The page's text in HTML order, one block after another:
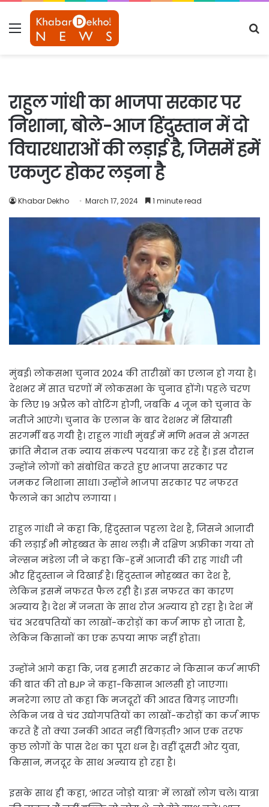
Menu
राहुल गांधी का भाजपा सरकार पर
निशाना, बोले-आज हिंदुस्तान में दो
विचारधाराओं की लड़ाई है, जिसमें हमें
एकजुट होकर लड़ना है
Khabar Dekho March 17, 2024 1 minute read
मुंबई। लोकसभा चुनाव 2024 की तारीखों का एलान हो गया है।
देशभर में सात चरणों में लोकसभा के चुनाव होंगे। पहले चरण
के लिए 19 अप्रैल को वोटिंग होगी, जबकि 4 जून को चुनाव के
नतीजे आएंगे। चुनाव के एलान के बाद देशभर में सियासी
सरगर्मी बढ़ गयी है। राहुल गांधी मुंबई में मणि भवन से अगस्त
क्रांति मैदान तक न्याय संकल्प पदयात्रा कर रहे हैं। इस दौरान
उन्होंने लोगों को संबोधित करते हुए भाजपा सरकार पर
जमकर निशाना साधा। उन्होंने भाजपा सरकार पर नफरत
फैलाने का आरोप लगाया ।
राहुल गांधी ने कहा कि, हिंदुस्तान पहला देश है, जिसने आज़ादी
की लड़ाई भी मोहब्बत के साथ लड़ी। मैं दक्षिण अफ़्रीका गया तो
नेल्सन मंडेला जी ने कहा कि-हमें आजादी की राह गांधी जी
और हिंदुस्तान ने दिखाई है। हिंदुस्तान मोहब्बत का देश है,
लेकिन इसमें नफरत फैल रही है। इस नफरत का कारण
अन्याय है। देश में जनता के साथ रोज़ अन्याय हो रहा है। देश में
चंद अरबपतियों का लाखों-करोड़ों का कर्ज माफ हो जाता है,
लेकिन किसानों का एक रुपया माफ नहीं होता।
उन्होंने आगे कहा कि, जब हमारी सरकार ने किसान कर्ज माफी
की बात की तो BJP ने कहा-किसान आलसी हो जाएगा।
मनरेगा लाए तो कहा कि मजदूरों की आदत बिगड़ जाएगी।
लेकिन जब वे चंद उद्योगपतियों का लाखों-करोड़ों का कर्ज माफ
करते हैं तो क्या उनकी आदत नहीं बिगड़ती? आज एक तरफ
कुछ लोगों के पास देश का पूरा धन है। वहीं दूसरी ओर युवा,
किसान, मजदूर के साथ अन्याय हो रहा है।
इसके साथ ही कहा, ‘भारत जोड़ो यात्रा’ में लाखों लोग चले। यात्रा